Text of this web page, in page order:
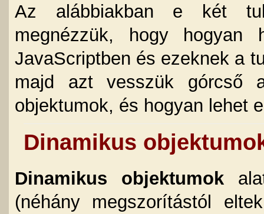
Az alábbiakban e két
megnézzük, hogy hogyan
JavaScriptben és ezeknek a
majd azt vesszük górcső
objektumok, és hogyan lehet
Dinamikus
Dinamikus objektumok
(néhány megszorítástól